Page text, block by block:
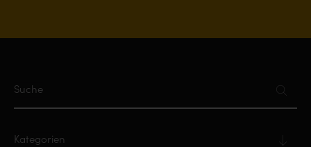
Suche
Kategorien